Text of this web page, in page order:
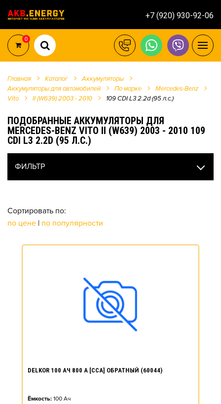
+7 (920) 930-92-06
0
Главная Каталог
Аккумуляторы
Аккумуляторы для автомобилей
По марке
Mercedes-Benz
Vito
II (W639) 2003 - 2010 109 CDI L3 2.2d (95 л.с.)
ПОДОБРАННЫЕ АККУМУЛЯТОРЫ ДЛЯ
MERCEDES-BENZ VITO II (W639) 2003 - 2010 109
CDI L3 2.2D (95 Л.С.)
ФИЛЬТР
Сортировать по:
по цене | по популярности
DELKOR 100 АЧ 800 А [CCA] ОБРАТНЫЙ (60044)
Ёмкость: 100 Ач